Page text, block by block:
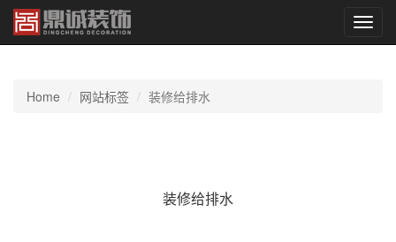
切
换
Home 网站标签 装修给排水
装修给排水